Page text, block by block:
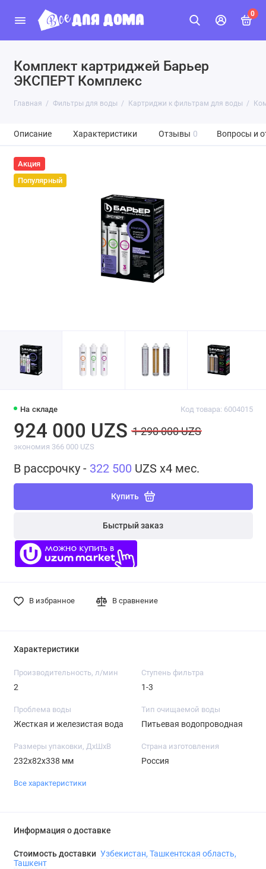
0
Комплект картриджей Барьер
ЭКСПЕРТ Комплекс
Главная Фильтры для воды Картриджи к фильтрам для воды
Описание Характеристики Отзывы 0 Вопросы и
Акция
Популярный
На складе Код товара: 6004015
924 000 UZS 1 290 000 UZS
экономия 366 000 UZS
В рассрочку - 322 500 UZS x4 мес.
Купить
Быстрый заказ
В избранное В сравнение
Характеристики
Производительность, л/мин
2
Ступень фильтра
1-3
Проблема воды
Жесткая и железистая вода
Тип очищаемой воды
Питьевая водопроводная
Размеры упаковки, ДхШхВ
232x82x338 мм
Страна изготовления
Россия
Все характеристики
Информация о доставке
Стоимость доставки Узбекистан, Ташкентская область,
Ташкент